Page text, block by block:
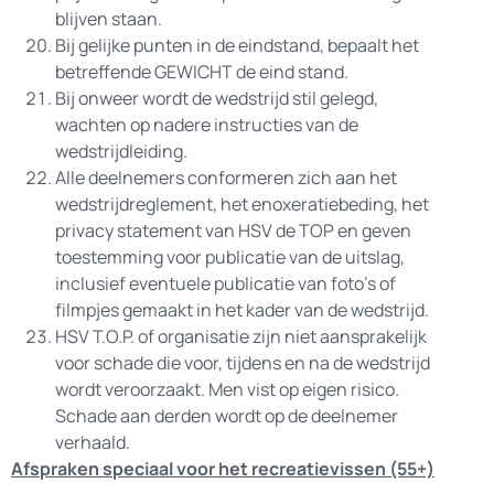
blijven staan.
Bij gelijke punten in de eindstand, bepaalt het
betreffende GEWICHT de eind stand.
Bij onweer wordt de wedstrijd stil gelegd,
wachten op nadere instructies van de
wedstrijdleiding.
Alle deelnemers conformeren zich aan het
wedstrijdreglement, het enoxeratiebeding, het
privacy statement van HSV de TOP en geven
toestemming voor publicatie van de uitslag,
inclusief eventuele publicatie van foto’s of
filmpjes gemaakt in het kader van de wedstrijd.
HSV T.O.P. of organisatie zijn niet aansprakelijk
voor schade die voor, tijdens en na de wedstrijd
wordt veroorzaakt. Men vist op eigen risico.
Schade aan derden wordt op de deelnemer
verhaald.
Afspraken speciaal voor het recreatievissen (55+)